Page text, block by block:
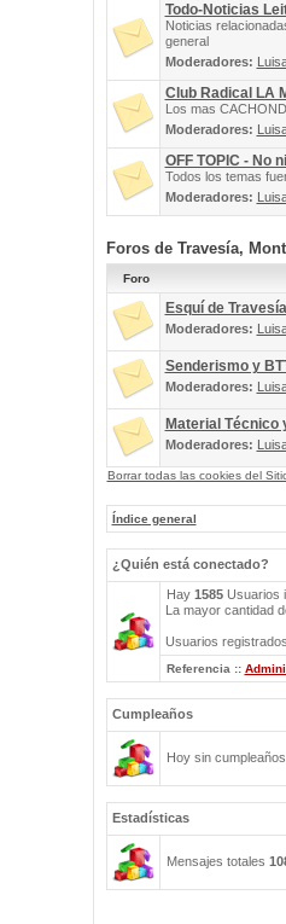
Todo-Noticias
Noticias
general
Moderadores:
Club Radical LA
Los mas
Moderadores:
OFF TOPIC - No
Todos los temas
Moderadores:
Foros de Travesía,
Foro
Esquí de
Moderadores:
Senderismo y
Moderadores:
Material Técnico
Moderadores:
Borrar todas las cookies del
Índice general
¿Quién está conectado?
Hay 1585Usuarios
La mayor cantidad
Usuarios
Referencia ::
Cumpleaños
Hoy sin cumpleaños
Estadísticas
Mensajes totales